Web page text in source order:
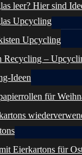
leer? Hier sind
Upcycling
Upcycling
Recycling –
Ideen
für
Eierkartons für